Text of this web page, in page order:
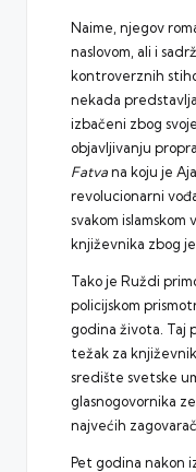
Naime, njegov
naslovom, ali i
kontroverznih
nekada
izbačeni zbog
objavljivanju
Fatvana koju je
revolucionarni
svakom
književnika zbog
Tako je Ruždi
policijskom
godina života. Taj
težak za
središte svetske
glasnogovornika
najvećih
Pet godina nakon